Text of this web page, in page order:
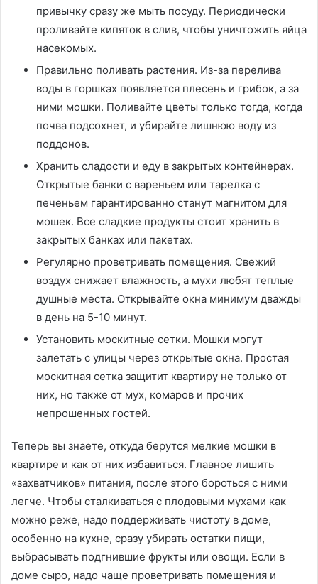
привычку сразу же мыть посуду. Периодически
проливайте кипяток в слив, чтобы уничтожить яйца
насекомых.
Правильно поливать растения. Из-за перелива
воды в горшках появляется плесень и грибок, а за
ними мошки. Поливайте цветы только тогда, когда
почва подсохнет, и убирайте лишнюю воду из
поддонов.
Хранить сладости и еду в закрытых контейнерах.
Открытые банки с вареньем или тарелка с
печеньем гарантированно станут магнитом для
мошек. Все сладкие продукты стоит хранить в
закрытых банках или пакетах.
Регулярно проветривать помещения. Свежий
воздух снижает влажность, а мухи любят теплые
душные места. Открывайте окна минимум дважды
в день на 5-10 минут.
Установить москитные сетки. Мошки могут
залетать с улицы через открытые окна. Простая
москитная сетка защитит квартиру не только от
них, но также от мух, комаров и прочих
непрошенных гостей.
Теперь вы знаете, откуда берутся мелкие мошки в
квартире и как от них избавиться. Главное лишить
«захватчиков» питания, после этого бороться с ними
легче. Чтобы сталкиваться с плодовыми мухами как
можно реже, надо поддерживать чистоту в доме,
особенно на кухне, сразу убирать остатки пищи,
выбрасывать подгнившие фрукты или овощи. Если в
доме сыро, надо чаще проветривать помещения и